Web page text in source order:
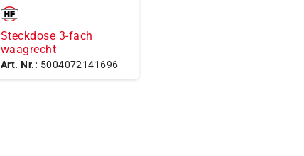
Steckdose 3-fach
waagrecht
Art. Nr.: 5004072141696